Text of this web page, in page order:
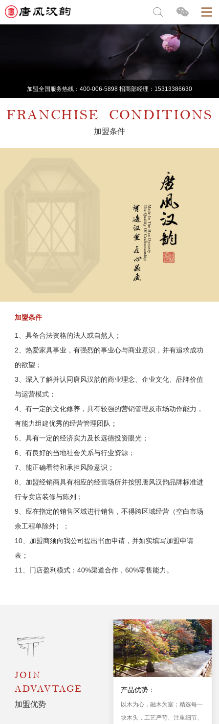
加盟全国服务热线：400-006-5898 招商部经理：15313386630
FRANCHISE CONDITIONS
加盟条件
加盟条件
1、具备合法资格的法人或自然人；
2、热爱家具事业，有强烈的事业心与商业意识，并有追求成功
的欲望；
3、深入了解并认同唐风汉韵的商业理念、企业文化、品牌价值
与运营模式；
4、有一定的文化修养，具有较强的营销管理及市场动作能力，
有能力组建优秀的经营管理团队；
5、具有一定的经济实力及长远德投资眼光；
6、有良好的当地社会关系与行业资源；
7、能正确看待和承担风险意识；
8、加盟经销商具有相应的经营场所并按照唐风汉韵品牌标准进
行专卖店装修与陈列；
9、应在指定的销售区域进行销售，不得跨区域经营（空白市场
余工程单除外）；
10、加盟商须向我公司提出书面申请，并如实填写加盟申请
表；
11、门店盈利模式：40%渠道合作，60%零售能力。
JOIN
ADVAVTAGE
加盟优势
产品优势：
以木为心，融木为室；精选每一
块木头，工艺严苛、注重细节、